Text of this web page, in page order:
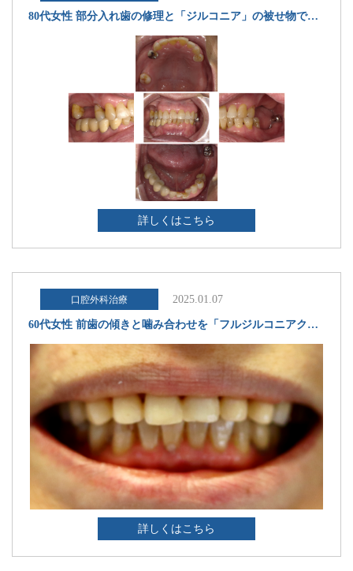
80代女性 部分入れ歯の修理と「ジルコニア」の被せ物で上の歯の噛み合わせを改善した症例
詳しくはこちら
口腔外科治療 2025.01.07
60代女性 前歯の傾きと噛み合わせを「フルジルコニアクラウン」で改善し見た目が美しくなった症例
詳しくはこちら